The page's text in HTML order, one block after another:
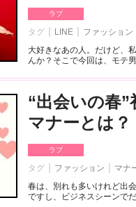
ラブ
タグ LINE ファッション
大好きなあの人。だけど、
んか？そこで今回は、モテ
“出会いの春
マナーとは？
ラブ
タグ ファッション マナ
春は、別れも多いけれど出
ですし、ビジネスシーンで